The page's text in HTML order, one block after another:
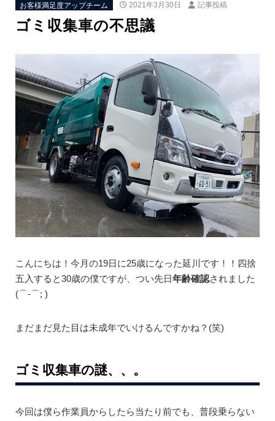
お客様満足度アップチーム 2021年3月30日 記事投稿
ゴミ収集車の不思議
こんにちは！今月の19日に25歳になった延川です！！四捨
五入すると30歳の僕ですが、つい先日年齢確認されました
(⌒-⌒; )
まだまだ見た目は未成年でいけるんですかね？(笑)
ゴミ収集車の謎、、。
今回は僕ら作業員からしたら当たり前でも、普段乗らない